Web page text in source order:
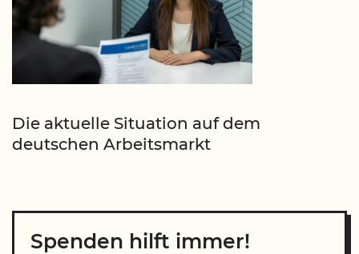
Die aktuelle Situation auf dem
deutschen Arbeitsmarkt
Spenden hilft immer!